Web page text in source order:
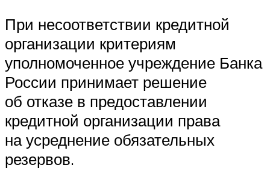
При несоответствии кредитной
организации критериям
уполномоченное учреждение Банка
России принимает решение
об отказе в предоставлении
кредитной организации права
на усреднение обязательных
резервов.